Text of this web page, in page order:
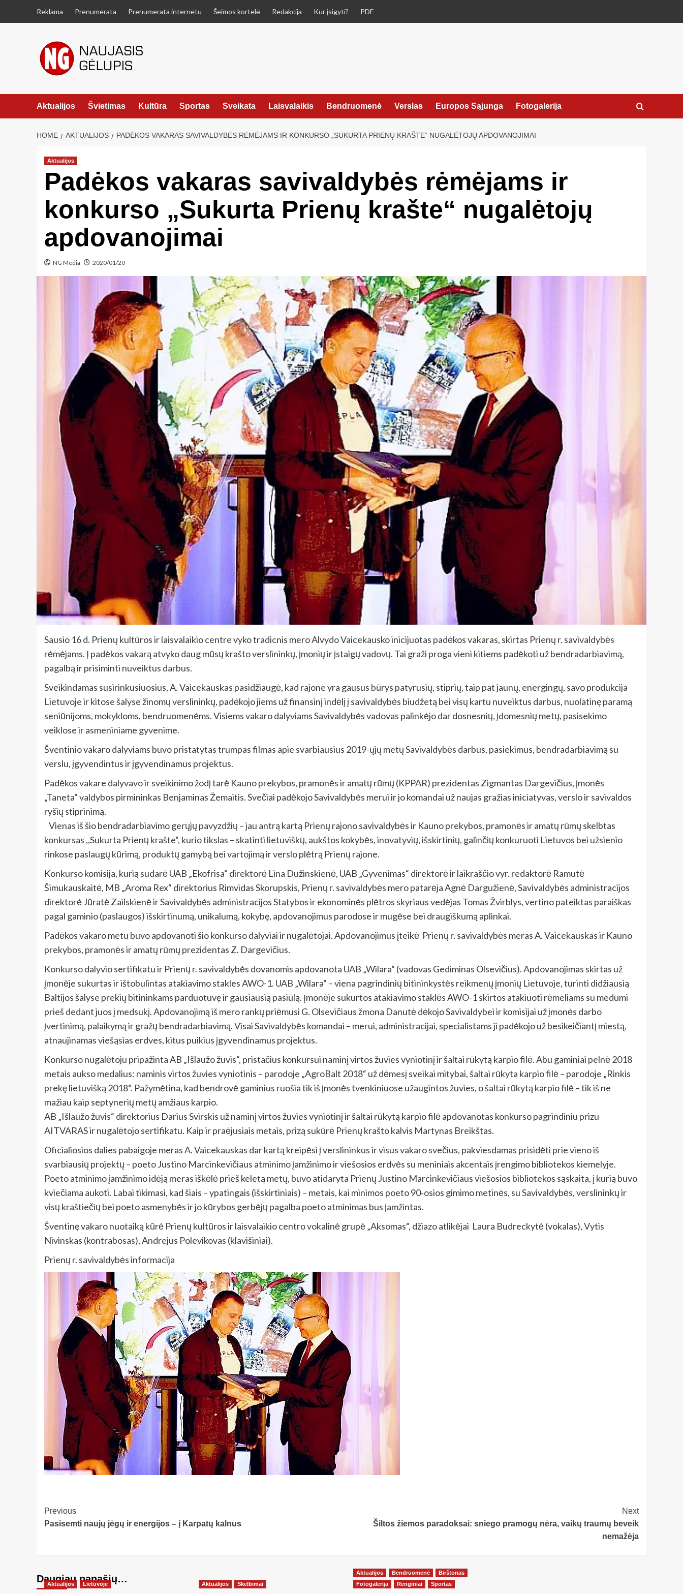
Reklama Prenumerata Prenumerata internetu Šeimos kortelė Redakcija Kur įsigyti? PDF
Aktualijos Švietimas Kultūra Sportas Sveikata Laisvalaikis Bendruomenė Verslas Europos Sąjunga Fotogalerija
HOME AKTUALIJOS PADĖKOS VAKARAS SAVIVALDYBĖS RĖMĖJAMS IR KONKURSO „SUKURTA PRIENŲ KRAŠTE“ NUGALĖTOJŲ APDOVANOJIMAI
Aktualijos
Padėkos vakaras savivaldybės rėmėjams ir
konkurso „Sukurta Prienų krašte“ nugalėtojų
apdovanojimai
NG Media 2020/01/20
Sausio 16 d. Prienų kultūros ir laisvalaikio centre vyko tradicnis mero Alvydo Vaicekausko inicijuotas padėkos vakaras, skirtas Prienų r. savivaldybės
rėmėjams. Į padėkos vakarą atvyko daug mūsų krašto verslininkų, įmonių ir įstaigų vadovų. Tai graži proga vieni kitiems padėkoti už bendradarbiavimą,
pagalbą ir prisiminti nuveiktus darbus.
Sveikindamas susirinkusiuosius, A. Vaicekauskas pasidžiaugė, kad rajone yra gausus būrys patyrusių, stiprių, taip pat jaunų, energingų, savo produkcija
Lietuvoje ir kitose šalyse žinomų verslininkų, padėkojo jiems už finansinį indėlį į savivaldybės biudžetą bei visų kartu nuveiktus darbus, nuolatinę paramą
seniūnijoms, mokykloms, bendruomenėms. Visiems vakaro dalyviams Savivaldybės vadovas palinkėjo dar dosnesnių, įdomesnių metų, pasisekimo
veiklose ir asmeniniame gyvenime.
Šventinio vakaro dalyviams buvo pristatytas trumpas filmas apie svarbiausius 2019-ųjų metų Savivaldybės darbus, pasiekimus, bendradarbiavimą su
verslu, įgyvendintus ir įgyvendinamus projektus.
Padėkos vakare dalyvavo ir sveikinimo žodį tarė Kauno prekybos, pramonės ir amatų rūmų (KPPAR) prezidentas Zigmantas Dargevičius, įmonės
„Taneta“ valdybos pirmininkas Benjaminas Žemaitis. Svečiai padėkojo Savivaldybės merui ir jo komandai už naujas gražias iniciatyvas, verslo ir savivaldos
ryšių stiprinimą.
Vienas iš šio bendradarbiavimo gerųjų pavyzdžių – jau antrą kartą Prienų rajono savivaldybės ir Kauno prekybos, pramonės ir amatų rūmų skelbtas
konkursas ,,Sukurta Prienų krašte“, kurio tikslas – skatinti lietuviškų, aukštos kokybės, inovatyvių, išskirtinių, galinčių konkuruoti Lietuvos bei užsienio
rinkose paslaugų kūrimą, produktų gamybą bei vartojimą ir verslo plėtrą Prienų rajone.
Konkurso komisija, kurią sudarė UAB „Ekofrisa“ direktorė Lina Dužinskienė, UAB „Gyvenimas“ direktorė ir laikraščio vyr. redaktorė Ramutė
Šimukauskaitė, MB „Aroma Rex“ direktorius Rimvidas Skorupskis, Prienų r. savivaldybės mero patarėja Agnė Dargužienė, Savivaldybės administracijos
direktorė Jūratė Zailskienė ir Savivaldybės administracijos Statybos ir ekonominės plėtros skyriaus vedėjas Tomas Žvirblys, vertino pateiktas paraiškas
pagal gaminio (paslaugos) išskirtinumą, unikalumą, kokybę, apdovanojimus parodose ir mugėse bei draugiškumą aplinkai.
Padėkos vakaro metu buvo apdovanoti šio konkurso dalyviai ir nugalėtojai. Apdovanojimus įteikė Prienų r. savivaldybės meras A. Vaicekauskas ir Kauno
prekybos, pramonės ir amatų rūmų prezidentas Z. Dargevičius.
Konkurso dalyvio sertifikatu ir Prienų r. savivaldybės dovanomis apdovanota UAB „Wilara“ (vadovas Gediminas Olsevičius). Apdovanojimas skirtas už
įmonėje sukurtas ir ištobulintas atakiavimo stakles AWO-1. UAB „Wilara“ – viena pagrindinių bitininkystės reikmenų įmonių Lietuvoje, turinti didžiausią
Baltijos šalyse prekių bitininkams parduotuvę ir gausiausią pasiūlą. Įmonėje sukurtos atakiavimo staklės AWO-1 skirtos atakiuoti rėmeliams su medumi
prieš dedant juos į medsukį. Apdovanojimą iš mero rankų priėmusi G. Olsevičiaus žmona Danutė dėkojo Savivaldybei ir komisijai už įmonės darbo
įvertinimą, palaikymą ir gražų bendradarbiavimą. Visai Savivaldybės komandai – merui, administracijai, specialistams ji padėkojo už besikeičiantį miestą,
atnaujinamas viešąsias erdves, kitus puikius įgyvendinamus projektus.
Konkurso nugalėtoju pripažinta AB „Išlaužo žuvis“, pristačius konkursui naminį virtos žuvies vyniotinį ir šaltai rūkytą karpio filė. Abu gaminiai pelnė 2018
metais aukso medalius: naminis virtos žuvies vyniotinis – parodoje „AgroBalt 2018“ už dėmesį sveikai mitybai, šaltai rūkyta karpio filė – parodoje „Rinkis
prekę lietuvišką 2018“. Pažymėtina, kad bendrovė gaminius ruošia tik iš įmonės tvenkiniuose užaugintos žuvies, o šaltai rūkytą karpio filė – tik iš ne
mažiau kaip septynerių metų amžiaus karpio.
AB „Išlaužo žuvis“ direktorius Darius Svirskis už naminį virtos žuvies vyniotinį ir šaltai rūkytą karpio filė apdovanotas konkurso pagrindiniu prizu
AITVARAS ir nugalėtojo sertifikatu. Kaip ir praėjusiais metais, prizą sukūrė Prienų krašto kalvis Martynas Breikštas.
Oficialiosios dalies pabaigoje meras A. Vaicekauskas dar kartą kreipėsi į verslininkus ir visus vakaro svečius, pakviesdamas prisidėti prie vieno iš
svarbiausių projektų – poeto Justino Marcinkevičiaus atminimo įamžinimo ir viešosios erdvės su meniniais akcentais įrengimo bibliotekos kiemelyje.
Poeto atminimo įamžinimo idėją meras iškėlė prieš keletą metų, buvo atidaryta Prienų Justino Marcinkevičiaus viešosios bibliotekos sąskaita, į kurią buvo
kviečiama aukoti. Labai tikimasi, kad šiais – ypatingais (išskirtiniais) – metais, kai minimos poeto 90-osios gimimo metinės, su Savivaldybės, verslininkų ir
visų kraštiečių bei poeto asmenybės ir jo kūrybos gerbėjų pagalba poeto atminimas bus įamžintas.
Šventinę vakaro nuotaiką kūrė Prienų kultūros ir laisvalaikio centro vokalinė grupė „Aksomas“, džiazo atlikėjai Laura Budreckytė (vokalas), Vytis
Nivinskas (kontrabosas), Andrejus Polevikovas (klavišiniai).
Prienų r. savivaldybės informacija
Post
Navigation
Previous
Pasisemti naujų jėgų ir energijos – į Karpatų kalnus
Next
Šiltos žiemos paradoksai: sniego pramogų nėra, vaikų traumų beveik
nemažėja
Daugiau panašių…
Aktualijos Lietuvoje Aktualijos Skelbimai
Aktualijos Bendruomenė
Birštonas
Fotogalerija
Renginiai Sportas